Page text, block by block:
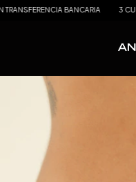
BANCARIA 3 CUOTAS SIN